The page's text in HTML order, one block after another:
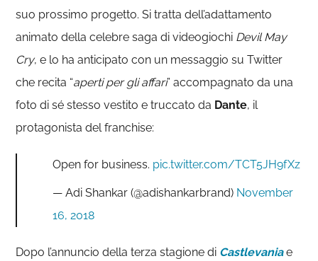
suo prossimo progetto. Si tratta dell’adattamento
animato della celebre saga di videogiochi Devil May
Cry, e lo ha anticipato con un messaggio su Twitter
che recita “aperti per gli affari” accompagnato da una
foto di sé stesso vestito e truccato da Dante, il
protagonista del franchise:
Open for business. pic.twitter.com/TCT5JH9fXz
— Adi Shankar (@adishankarbrand) November
16, 2018
Dopo l’annuncio della terza stagione di Castlevaniae